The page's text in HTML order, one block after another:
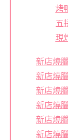
烤
五
現
新店燒
新店燒
新店燒
新店燒
新店燒
新店燒